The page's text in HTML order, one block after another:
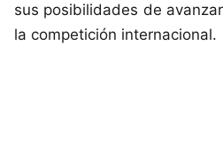
sus posibilidades de
la competición internacional.